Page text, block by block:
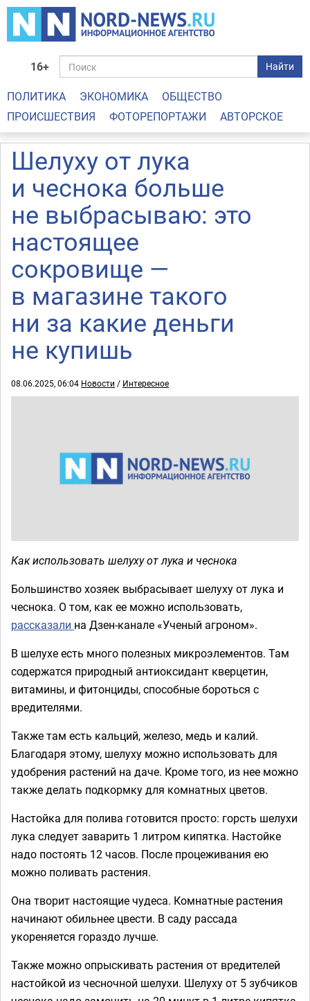
16+ Найти
ПОЛИТИКА ЭКОНОМИКА
ОБЩЕСТВО
ПРОИСШЕСТВИЯ
ФОТОРЕПОРТАЖИ АВТОРСКОЕ
Шелуху от лука
и чеснока больше
не выбрасываю: это
настоящее
сокровище —
в магазине такого
ни за какие деньги
не купишь
08.06.2025, 06:04 Новости / Интересное
Как использовать шелуху от лука и чеснока
Большинство хозяек выбрасывает шелуху от лука и
чеснока. О том, как ее можно использовать,
рассказали на Дзен-канале «Ученый агроном».
В шелухе есть много полезных микроэлементов. Там
содержатся природный антиоксидант кверцетин,
витамины, и фитонциды, способные бороться с
вредителями.
Также там есть кальций, железо, медь и калий.
Благодаря этому, шелуху можно использовать для
удобрения растений на даче. Кроме того, из нее можно
также делать подкормку для комнатных цветов.
Настойка для полива готовится просто: горсть шелухи
лука следует заварить 1 литром кипятка. Настойке
надо постоять 12 часов. После процеживания ею
можно поливать растения.
Она творит настоящие чудеса. Комнатные растения
начинают обильнее цвести. В саду рассада
укореняется гораздо лучше.
Также можно опрыскивать растения от вредителей
настойкой из чесночной шелухи. Шелуху от 5 зубчиков